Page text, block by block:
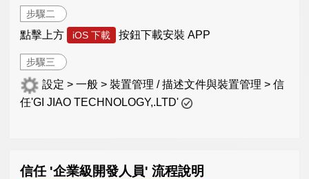
步驟二
點擊上方 iOS 下載 按鈕下載安裝 APP
步驟三
設定 > 一般 > 裝置管理 / 描述文件與裝置管理 > 信
任'GI JIAO TECHNOLOGY,.LTD'
信任 '企業級開發人員' 流程說明